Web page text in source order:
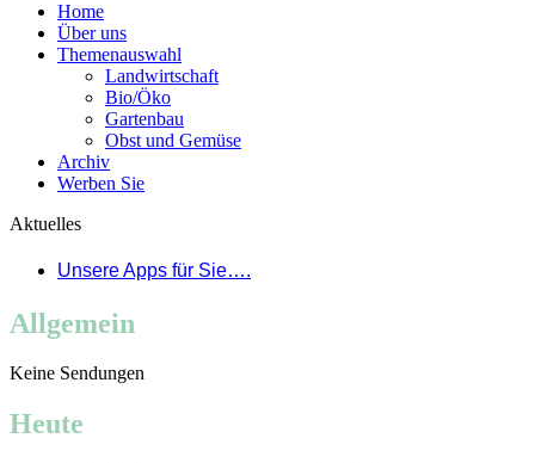
Home
Über uns
Themenauswahl
Landwirtschaft
Bio/Öko
Gartenbau
Obst und Gemüse
Archiv
Werben Sie
Aktuelles
Unsere Apps für Sie….
Allgemein
Keine Sendungen
Heute